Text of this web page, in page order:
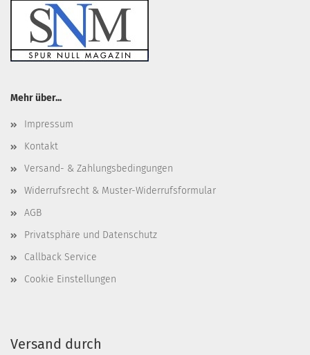
Mehr über...
Impressum
Kontakt
Versand- & Zahlungsbedingungen
Widerrufsrecht & Muster-Widerrufsformular
AGB
Privatsphäre und Datenschutz
Callback Service
Cookie Einstellungen
Versand durch